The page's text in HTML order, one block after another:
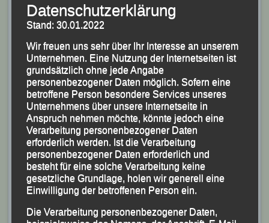
Datenschutzerklärung
Stand: 30.01.2022
Wir freuen uns sehr über Ihr Interesse an unserem
Unternehmen. Eine Nutzung der Internetseiten ist
grundsätzlich ohne jede Angabe
personenbezogener Daten möglich. Sofern eine
betroffene Person besondere Services unseres
Unternehmens über unsere Internetseite in
Anspruch nehmen möchte, könnte jedoch eine
Verarbeitung personenbezogener Daten
erforderlich werden. Ist die Verarbeitung
personenbezogener Daten erforderlich und
besteht für eine solche Verarbeitung keine
gesetzliche Grundlage, holen wir generell eine
Einwilligung der betroffenen Person ein.
Die Verarbeitung personenbezogener Daten,